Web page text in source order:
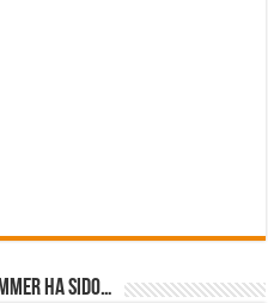
ha sido…